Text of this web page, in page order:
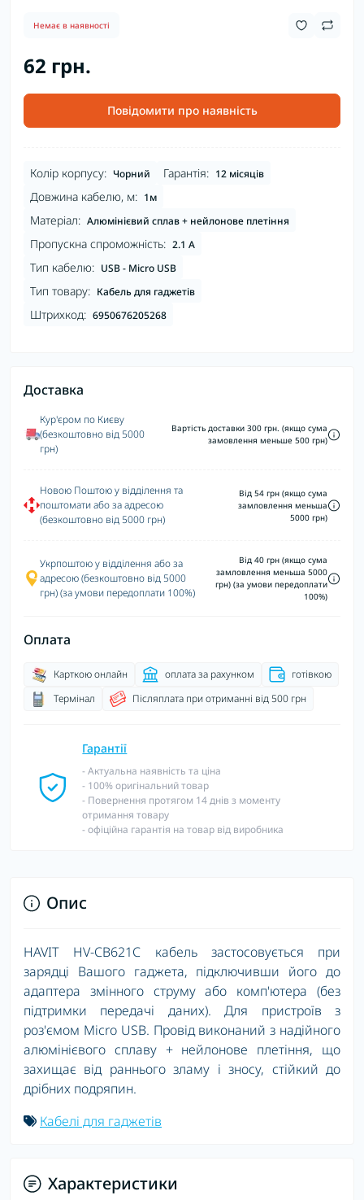
Немає в наявності
62 грн.
Повідомити про наявність
Колір корпусу: Чорний Гарантія: 12 місяців
Довжина кабелю, м: 1м
Матеріал: Алюмінієвий сплав + нейлонове плетіння
Пропускна спроможність: 2.1 А
Тип кабелю: USB - Micro USB
Тип товару: Кабель для гаджетів
Штрихкод: 6950676205268
Доставка
Кур'єром по Києву
(безкоштовно від 5000
грн)
Вартість доставки 300 грн. (якщо сума
замовлення меньше 500 грн)
Новою Поштою у відділення та
поштомати або за адресою
(безкоштовно від 5000 грн)
Від 54 грн (якщо сума
замловлення меньша
5000 грн)
Укрпоштою у відділення або за
адресою (безкоштовно від 5000
грн) (за умови передоплати 100%)
Від 40 грн (якщо сума
замловлення меньша 5000
грн) (за умови передоплати
100%)
Оплата
Карткою онлайн оплата за рахунком
готівкою
Термінал
Післяплата при отриманні від 500 грн
Гарантії
- Актуальна наявність та ціна
- 100% оригінальний товар
- Повернення протягом 14 днів з моменту
отримання товару
- офіційна гарантія на товар від виробника
Опис
HAVIT HV-CB621C кабель застосовується при
зарядці Вашого гаджета, підключивши його до
адаптера змінного струму або комп'ютера (без
підтримки передачі даних). Для пристроїв з
роз'ємом Micro USB. Провід виконаний з надійного
алюмінієвого сплаву + нейлонове плетіння, що
захищає від раннього зламу і зносу, стійкий до
дрібних подряпин.
Кабелі для гаджетів
Характеристики